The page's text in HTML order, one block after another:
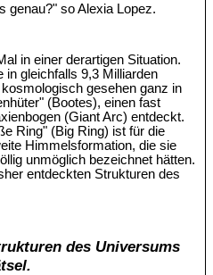
genau?" so Alexia Lopez.
in einer derartigen Situation.
in gleichfalls 9,3 Milliarden
gesehen ganz in
(Bootes), einen fast
(Giant Arc) entdeckt.
Ring" (Big Ring) ist für die
Himmelsformation, die sie
unmöglich bezeichnet hätten.
entdeckten Strukturen des
des Universums